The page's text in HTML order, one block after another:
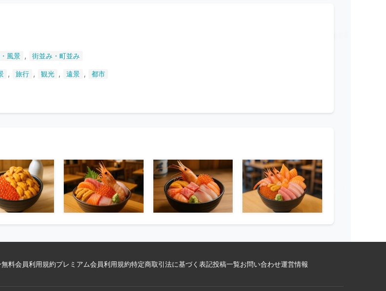
れ
風景 , 街並み・町並み
, 旅行 , 観光 , 遠景 , 都市
無料会員利用規約プレミアム会員利用規約特定商取引法に基づく表記投稿一覧お問い合わせ運営情報